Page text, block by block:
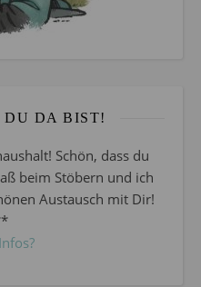
DU DA BIST!
Schön, dass du
beim Stöbern und ich
Austausch mit Dir!